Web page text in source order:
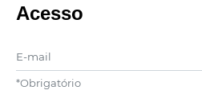
Acesso
E-mail
*Obrigatório